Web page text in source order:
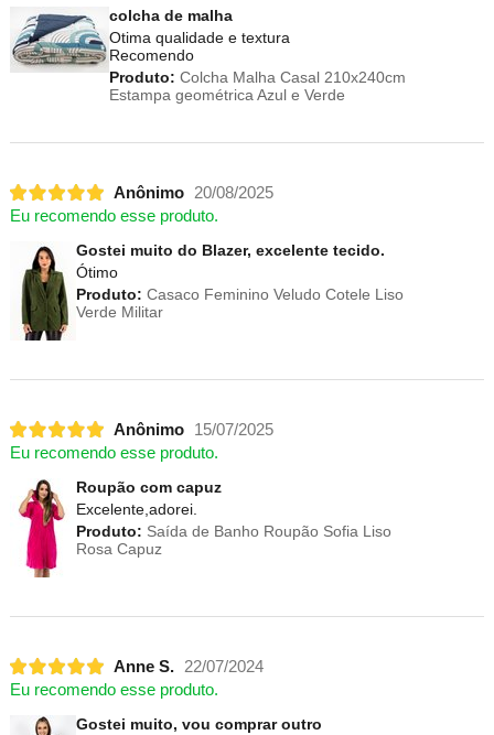
colcha de malha
Otima qualidade e textura
Recomendo
Produto: Colcha Malha Casal 210x240cm
Estampa geométrica Azul e Verde
Anônimo
20/08/2025
Eu recomendo esse produto.
Gostei muito do Blazer, excelente tecido.
Ótimo
Produto: Casaco Feminino Veludo Cotele Liso
Verde Militar
Anônimo
15/07/2025
Eu recomendo esse produto.
Roupão com capuz
Excelente,adorei.
Produto: Saída de Banho Roupão Sofia Liso
Rosa Capuz
Anne S.
22/07/2024
Eu recomendo esse produto.
Gostei muito, vou comprar outro